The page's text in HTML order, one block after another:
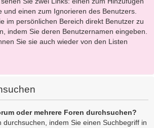
und einen zum Ignorieren des Benutzers.
im persönlichen Bereich direkt Benutzer zu
indem Sie deren Benutzernamen eingeben.
Sie sie auch wieder von den Listen
oder mehrere Foren durchsuchen?
durchsuchen, indem Sie einen Suchbegriff in